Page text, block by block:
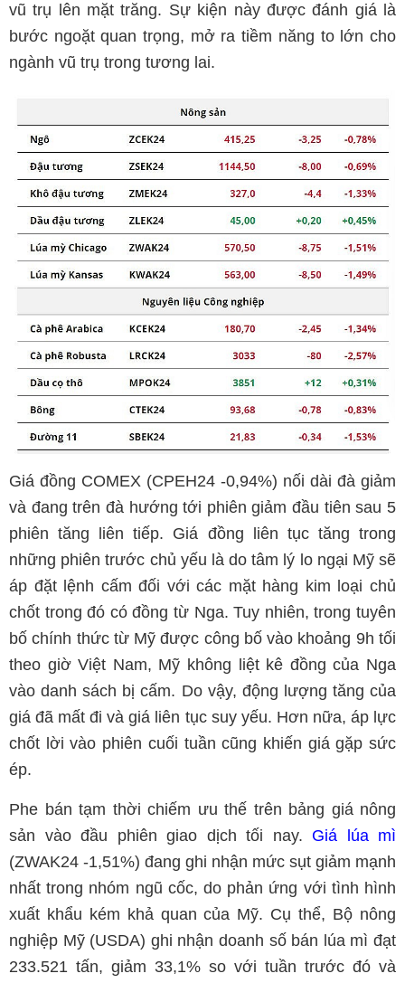
vũ trụ lên mặt trăng. Sự kiện này được đánh giá là
bước ngoặt quan trọng, mở ra tiềm năng to lớn cho
ngành vũ trụ trong tương lai.
Giá đồng COMEX (CPEH24 -0,94%) nối dài đà giảm
và đang trên đà hướng tới phiên giảm đầu tiên sau 5
phiên tăng liên tiếp. Giá đồng liên tục tăng trong
những phiên trước chủ yếu là do tâm lý lo ngại Mỹ sẽ
áp đặt lệnh cấm đối với các mặt hàng kim loại chủ
chốt trong đó có đồng từ Nga. Tuy nhiên, trong tuyên
bố chính thức từ Mỹ được công bố vào khoảng 9h tối
theo giờ Việt Nam, Mỹ không liệt kê đồng của Nga
vào danh sách bị cấm. Do vậy, động lượng tăng của
giá đã mất đi và giá liên tục suy yếu. Hơn nữa, áp lực
chốt lời vào phiên cuối tuần cũng khiến giá gặp sức
ép.
Phe bán tạm thời chiếm ưu thế trên bảng giá nông
sản vào đầu phiên giao dịch tối nay. Giá lúa mì
(ZWAK24 -1,51%) đang ghi nhận mức sụt giảm mạnh
nhất trong nhóm ngũ cốc, do phản ứng với tình hình
xuất khẩu kém khả quan của Mỹ. Cụ thể, Bộ nông
nghiệp Mỹ (USDA) ghi nhận doanh số bán lúa mì đạt
233.521 tấn, giảm 33,1% so với tuần trước đó và